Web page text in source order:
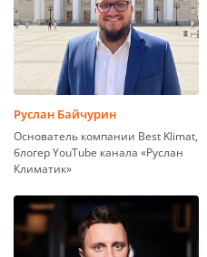
Руслан Байчурин
Основатель компании Best Klimat,
блогер YouTube канала «Руслан
Климатик»